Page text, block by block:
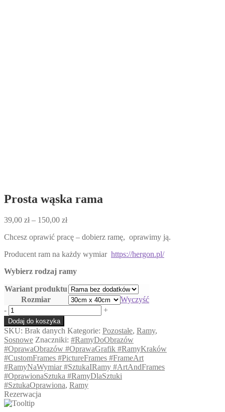
Prosta wąska rama
39,00 zł – 150,00 złZakres
od
do
Chcesz oprawić pracę – dobierz ramę, oprawimy ją.
Producent ram na każdy wymiar https://hergon.pl/
Wybierz rodzaj ramy
Wariant produktu
Rozmiar
Wyczyść
ilość
Prosta
wąska
rama
- +
Dodaj do koszyka
SKU: Brak danych Kategorie: Pozostałe, Ramy,
Sosnowe Znaczniki: #RamyDoObrazów
#OprawaObrazów #OprawaGrafik #RamyKraków
#CustomFrames #PictureFrames #FrameArt
#RamyNaWymiar #SztukaIRamy #ArtAndFrames
#OprawionaSztuka #RamyDlaSztuki
#SztukaOprawiona, Ramy
Rezerwacja